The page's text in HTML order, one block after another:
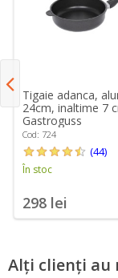
Tigaie adanca,
24cm, inaltime 7
Gastroguss
Cod: 724
(44)
În stoc
298 lei
Alți clienți au